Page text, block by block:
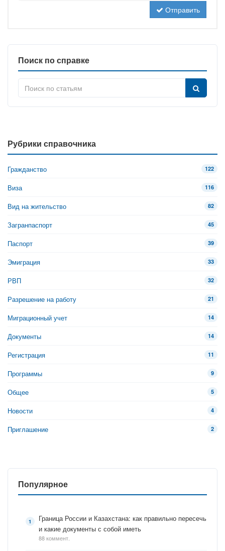
Отправить
Поиск по справке
Рубрики справочника
Гражданство 122
Виза 116
Вид на жительство 82
Загранпаспорт 45
Паспорт 39
Эмиграция 33
РВП 32
Разрешение на работу 21
Миграционный учет 14
Документы 14
Регистрация 11
Программы 9
Общее 5
Новости 4
Приглашение 2
Популярное
Граница России и Казахстана: как правильно пересечь
и какие документы с собой иметь
88 коммент.